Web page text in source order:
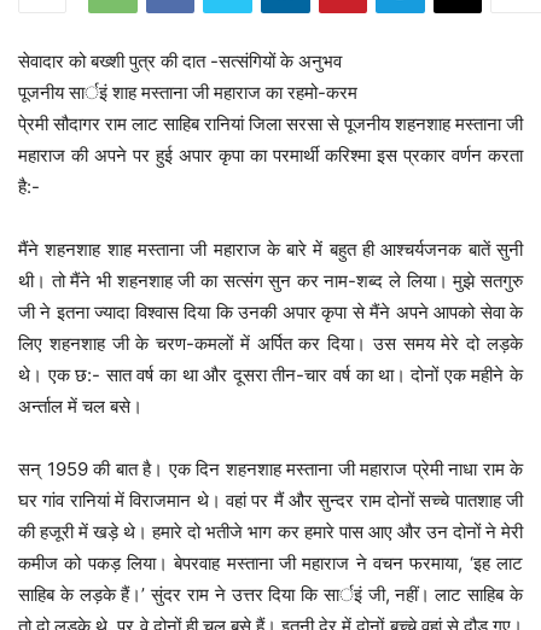
सेवादार को बख्शी पुत्र की दात -सत्संगियों के अनुभव
पूजनीय सार्इं शाह मस्ताना जी महाराज का रहमो-करम
पे्रमी सौदागर राम लाट साहिब रानियां जिला सरसा से पूजनीय शहनशाह मस्ताना जी
महाराज की अपने पर हुई अपार कृपा का परमार्थी करिश्मा इस प्रकार वर्णन करता
है:-
मैंने शहनशाह शाह मस्ताना जी महाराज के बारे में बहुत ही आश्चर्यजनक बातें सुनी
थी। तो मैंने भी शहनशाह जी का सत्संग सुन कर नाम-शब्द ले लिया। मुझे सतगुरु
जी ने इतना ज्यादा विश्वास दिया कि उनकी अपार कृपा से मैंने अपने आपको सेवा के
लिए शहनशाह जी के चरण-कमलों में अर्पित कर दिया। उस समय मेरे दो लड़के
थे। एक छ:- सात वर्ष का था और दूसरा तीन-चार वर्ष का था। दोनों एक महीने के
अर्न्ताल में चल बसे।
सन् 1959 की बात है। एक दिन शहनशाह मस्ताना जी महाराज प्रेमी नाधा राम के
घर गांव रानियां में विराजमान थे। वहां पर मैं और सुन्दर राम दोनों सच्चे पातशाह जी
की हजूरी में खड़े थे। हमारे दो भतीजे भाग कर हमारे पास आए और उन दोनों ने मेरी
कमीज को पकड़ लिया। बेपरवाह मस्ताना जी महाराज ने वचन फरमाया, ‘इह लाट
साहिब के लड़के हैं।’ सुंदर राम ने उत्तर दिया कि सार्इं जी, नहीं। लाट साहिब के